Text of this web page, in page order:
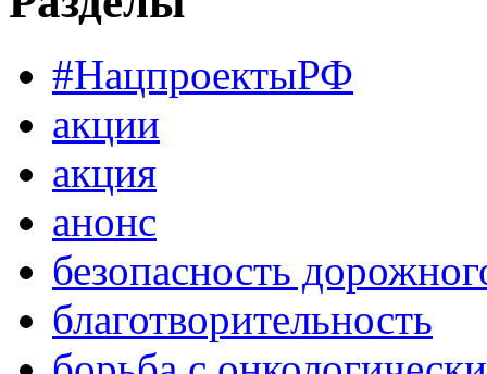
#НацпроектыРФ
акции
акция
анонс
безопасность
благотворительность